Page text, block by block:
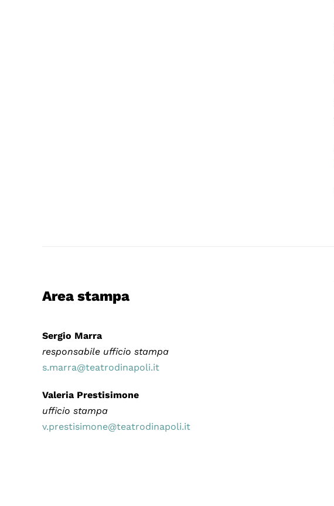
Area stampa
Sergio Marra
responsabile ufficio stampa
s.marra@teatrodinapoli.it
Valeria Prestisimone
ufficio stampa
v.prestisimone@teatrodinapoli.it